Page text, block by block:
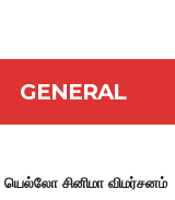
GENERAL
யெல்லோ சினிமா விமர்சனம்